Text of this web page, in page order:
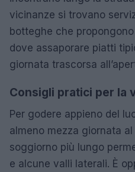
vicinanze si trovano
botteghe che
dove assaporare piatti
giornata trascorsa
Consigli pratici per la
Per godere appieno del
almeno mezza giornata
soggiorno più lungo
e alcune valli laterali. È